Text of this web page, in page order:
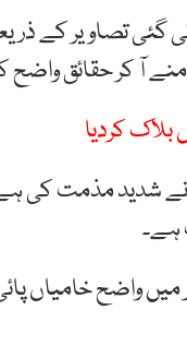
گئی تصاویر کے
آ کر حقائق واضح
کردیا
شدید مذمت کی ہے۔
ہے۔
واضح خامیاں